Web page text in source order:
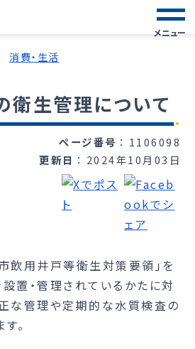
メニュー
消費・生活
衛生管理について
ページ番号
1106098
更新日
2024年10月03日
飲用井戸等衛生対策要領」を
置・管理されているかたに対
な管理や定期的な水質検査の
。